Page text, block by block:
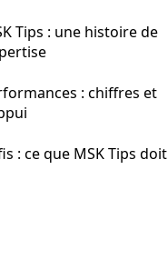
Tips : une histoire de
: chiffres et
: ce que MSK Tips doit